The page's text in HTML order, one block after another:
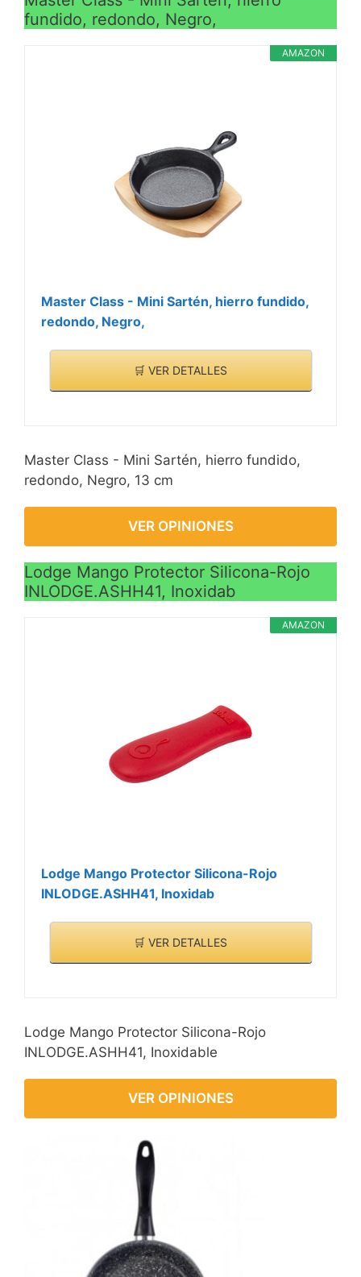
fundido, redondo, Negro,
AMAZON
Master Class - Mini Sartén, hierro fundido,
redondo, Negro,
🛒 VER DETALLES
Master Class - Mini Sartén, hierro fundido,
redondo, Negro, 13 cm
VER OPINIONES
Lodge Mango Protector Silicona-Rojo
INLODGE.ASHH41, Inoxidab
AMAZON
Lodge Mango Protector Silicona-Rojo
INLODGE.ASHH41, Inoxidab
🛒 VER DETALLES
Lodge Mango Protector Silicona-Rojo
INLODGE.ASHH41, Inoxidable
VER OPINIONES